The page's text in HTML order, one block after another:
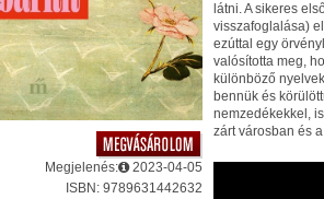
Megjelenés:
2023-04-05
ISBN: 9789631442632
látni. A sikeres
visszafoglalása)
ezúttal egy
valósította meg,
különböző
bennük és
nemzedékekkel,
zárt városban és